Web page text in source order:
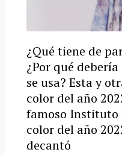
¿Qué tiene de
¿Por qué
se usa? Esta y
color del año
famoso Instituto
color del año
decantó